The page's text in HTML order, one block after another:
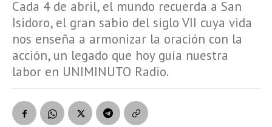
Cada 4 de abril, el mundo recuerda a San
Isidoro, el gran sabio del siglo VII cuya vida
nos enseña a armonizar la oración con la
acción, un legado que hoy guía nuestra
labor en UNIMINUTO Radio.